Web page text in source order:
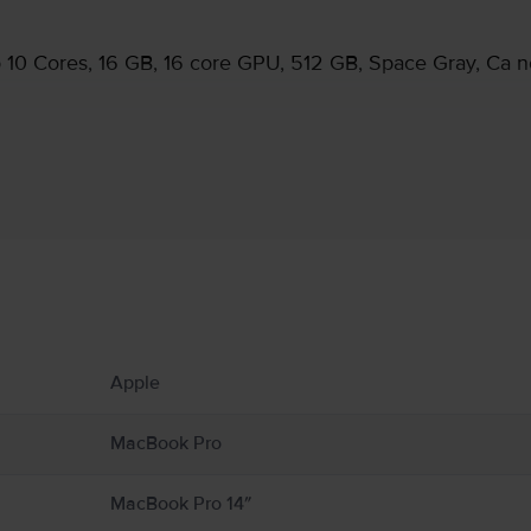
Cores, 16 GB, 16 core GPU, 512 GB, Space Gray, Ca
sau șemineuri, locuri în care temperaturile ar putea depăși 100°C. Țineți
ul de umezeală, umiditate sau fenomene meteo precum ploaia, ninsoarea și
în timpul funcționării sau cuplării la o sursă de alimentare. MacBook conține
pot interfera cu dispozitivele medicale. Consultați medicul și producătorul
Apple
MacBook Pro
MacBook Pro 14″